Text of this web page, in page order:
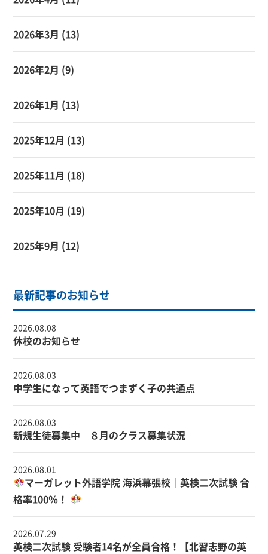
2026年3月 (13)
2026年2月 (9)
2026年1月 (13)
2025年12月 (13)
2025年11月 (18)
2025年10月 (19)
2025年9月 (12)
最新記事のお知らせ
休校のお知らせ
2026.08.08
中学生になって英語でつまずく子の共通点
2026.08.03
新規生徒募集中 ８月のクラス募集状況
2026.08.03
マーガレット外語学院 海浜幕張校｜英検二次試験 合
格率100％！
2026.08.01
英検二次試験 受験者14名が全員合格！【北習志野の英
2026.07.29